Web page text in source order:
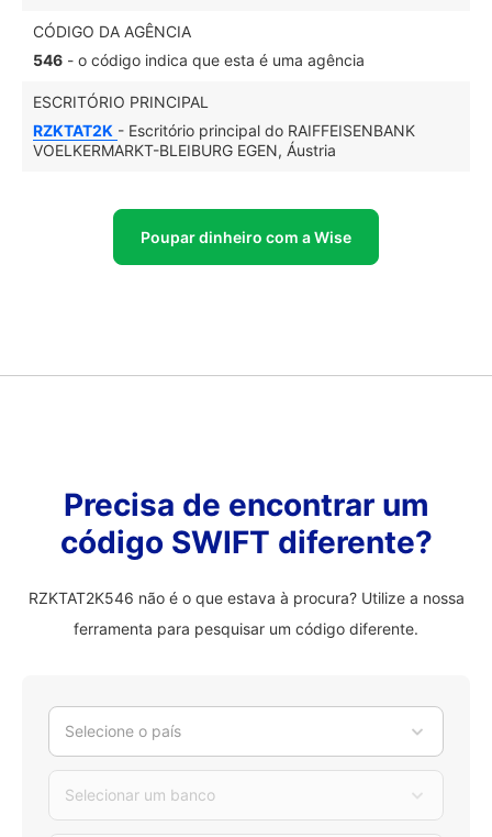
CÓDIGO DA AGÊNCIA
546 - o código indica que esta é uma agência
ESCRITÓRIO PRINCIPAL
RZKTAT2K - Escritório principal do RAIFFEISENBANK
VOELKERMARKT-BLEIBURG EGEN, Áustria
Poupar dinheiro com a Wise
Precisa de encontrar um
código SWIFT diferente?
RZKTAT2K546 não é o que estava à procura? Utilize a nossa
ferramenta para pesquisar um código diferente.
Selecione o país
Selecionar um banco